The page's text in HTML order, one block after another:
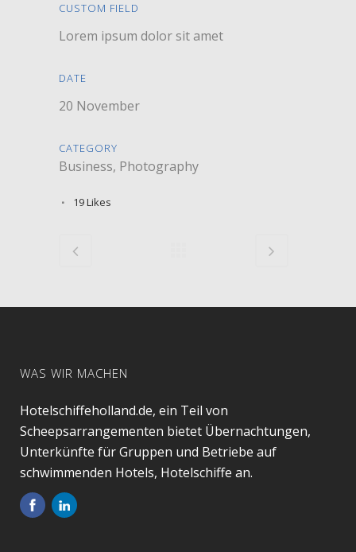
CUSTOM FIELD
Lorem ipsum dolor sit amet
DATE
20 November
CATEGORY
Business, Photography
19Likes
WAS WIR MACHEN
Hotelschiffeholland.de, ein Teil von
Scheepsarrangementen bietet Übernachtungen,
Unterkünfte für Gruppen und Betriebe auf
schwimmenden Hotels, Hotelschiffe an.